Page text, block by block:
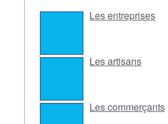
Les entreprises
Les artisans
Les commerçants